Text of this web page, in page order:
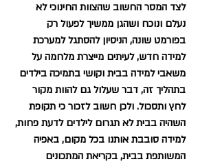
לצד המסר החשוב שהצוות החינוכי לא
נעלם ונוכח ושהגן ממשיך לפעול רק
בפורמט שונה, הניסיון להסתגל למערכת
למידה חדש, לעיתים מייצרת מלחמה על
משאבי למידה בבית וקושי בתמיכה בילדים
בתהליך זה, דבר שעלול גם להוות מקור
לחץ ותסכול. ולכן חשוב לזכור כי תקופת
השהיה בבית לא תגרום לילדים לדעת פחות,
למידה סובבת אותנו בכל מקום, באפיה
המשותפת בבית, בקריאת המתכונים